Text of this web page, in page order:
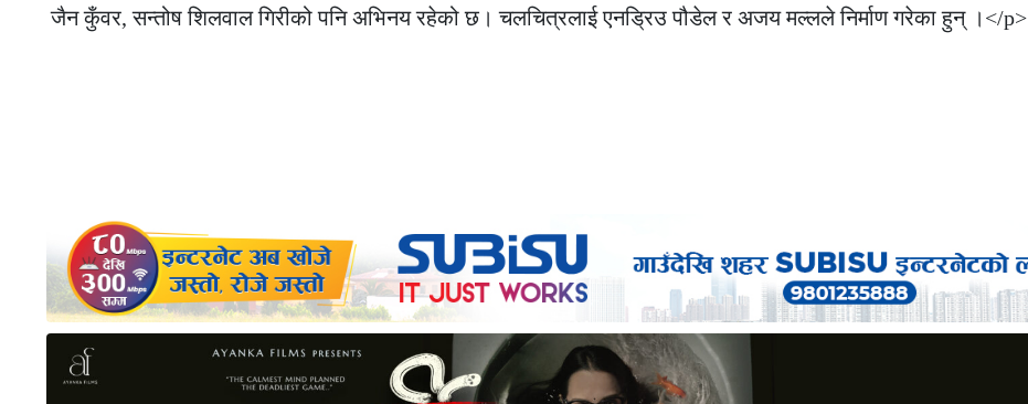
जैन कुँवर, सन्तोष शिलवाल गिरीको पनि अभिनय रहेको छ। चलचित्रलाई एनड्रिउ पौडेल र अजय मल्लले निर्माण गरेका हुन् ।</p>